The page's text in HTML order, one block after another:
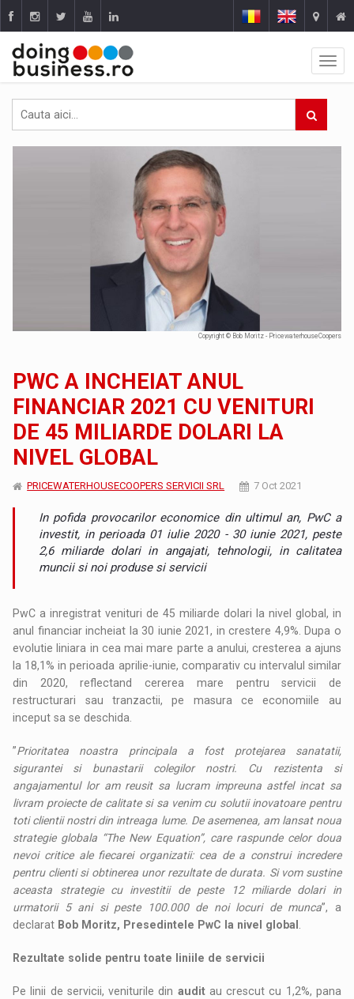
Copyright © Bob Moritz - PricewaterhouseCoopers
PWC A INCHEIAT ANUL
FINANCIAR 2021 CU VENITURI
DE 45 MILIARDE DOLARI LA
NIVEL GLOBAL
PRICEWATERHOUSECOOPERS SERVICII SRL 7 Oct 2021
In pofida provocarilor economice din ultimul an, PwC a
investit, in perioada 01 iulie 2020 - 30 iunie 2021, peste
2,6 miliarde dolari in angajati, tehnologii, in calitatea
muncii si noi produse si servicii
PwC a inregistrat venituri de 45 miliarde dolari la nivel global, in
anul financiar incheiat la 30 iunie 2021, in crestere 4,9%. Dupa o
evolutie liniara in cea mai mare parte a anului, cresterea a ajuns
la 18,1% in perioada aprilie-iunie, comparativ cu intervalul similar
din 2020, reflectand cererea mare pentru servicii de
restructurari sau tranzactii, pe masura ce economiile au
inceput sa se deschida.
”Prioritatea noastra principala a fost protejarea sanatatii,
sigurantei si bunastarii colegilor nostri. Cu rezistenta si
angajamentul lor am reusit sa lucram impreuna astfel incat sa
livram proiecte de calitate si sa venim cu solutii inovatoare pentru
toti clientii nostri din intreaga lume. De asemenea, am lansat noua
strategie globala “The New Equation”, care raspunde celor doua
nevoi critice ale fiecarei organizatii: cea de a construi incredere
pentru clienti si obtinerea unor rezultate de durata. Si vom sustine
aceasta strategie cu investitii de peste 12 miliarde dolari in
urmatorii 5 ani si peste 100.000 de noi locuri de munca”, a
declarat Bob Moritz, Presedintele PwC la nivel global
Rezultate solide pentru toate liniile de servicii
Pe linii de servicii, veniturile din auditau crescut cu 1,2%, pana